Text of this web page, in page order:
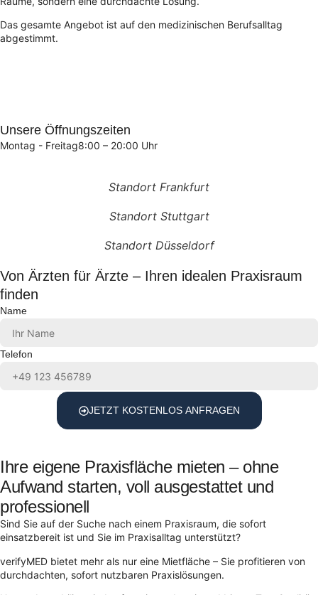
Das gesamte Angebot ist auf den medizinischen Berufsalltag
abgestimmt.
Unsere Öffnungszeiten
Montag - Freitag8:00 – 20:00 Uhr
Standort Frankfurt
Standort Stuttgart
Standort Düsseldorf
Von Ärzten für Ärzte – Ihren idealen Praxisraum
finden
Name
Telefon
JETZT KOSTENLOS ANFRAGEN
Ihre eigene Praxisfläche mieten – ohne
Aufwand starten, voll ausgestattet und
professionell
Sind Sie auf der Suche nach einem Praxisraum, die sofort
einsatzbereit ist und Sie im Praxisalltag unterstützt?
verifyMED bietet mehr als nur eine Mietfläche – Sie profitieren von
durchdachten, sofort nutzbaren Praxislösungen.